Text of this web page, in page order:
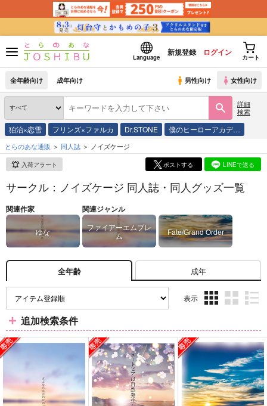
Language
新規登録 ログイン
カート
全年齢向け 成年向け 男性向け 女性向け
詳細
検索
狛治×恋雪 フリンズ×ファルカ Dr.STONE 僕のヒーローアカデ…
とらのあな通販 同人誌 ノイズケージ
入荷アラート ポストする LINEで送る
サークル：ノイズケージ 同人誌・同人グッズ一覧
関連作家
ゆな
関連ジャンル
ファイアーエムブレ
ム
Fate/Grand Order
全年齢 成年
表示
ム
表
示
ム
表
示
ム
表
示
追加検索条件